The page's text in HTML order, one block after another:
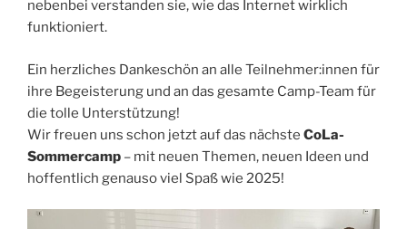
nebenbei verstanden sie, wie das Internet wirklich
funktioniert.
Ein herzliches Dankeschön an alle Teilnehmer:innen für
ihre Begeisterung und an das gesamte Camp-Team für
die tolle Unterstützung!
Wir freuen uns schon jetzt auf das nächste CoLa-
Sommercamp – mit neuen Themen, neuen Ideen und
hoffentlich genauso viel Spaß wie 2025!